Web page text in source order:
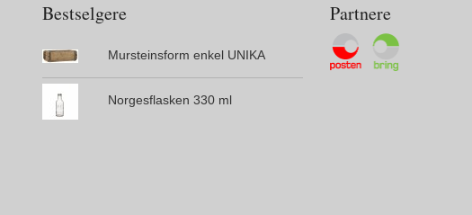
Bestselgere
Mursteinsform enkel UNIKA
Norgesflasken 330 ml
Partnere